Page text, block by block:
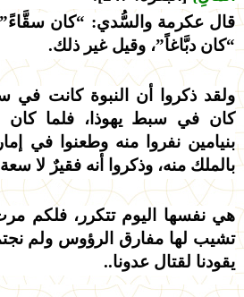
قال عكرمة والسُّدي: “كان
“كان دبَّاغاً”، وقيل غير ذلك.
ولقد ذكروا أن النبوة كانت في
كان في سبط يهوذا، فلما
بنيامين نفروا منه وطعنوا في
بالملك منه، وذكروا أنه فقيرٌ لا
هي نفسها اليوم تتكرر، فلكم
تشيب لها مفارق الرؤوس ولم
يقودنا لقتال عدونا..